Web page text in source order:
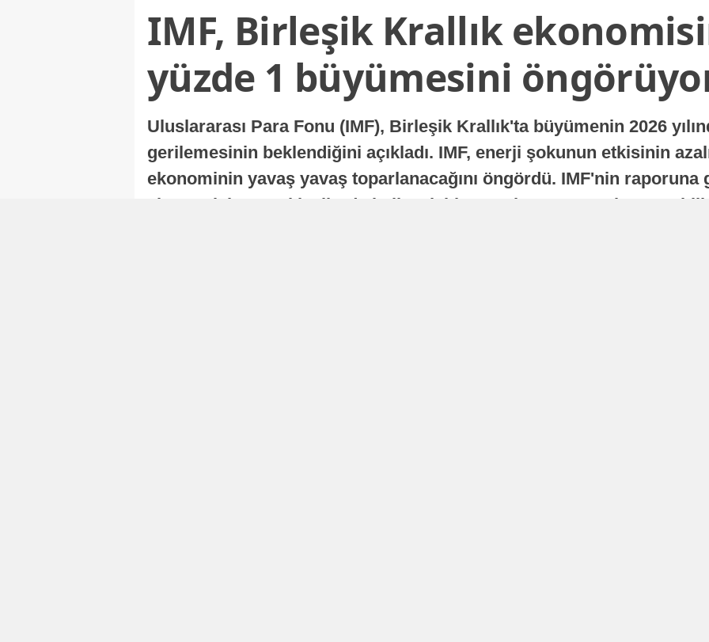
IMF, Birleşik Krallık
yüzde 1 büyümesini
Uluslararası Para Fonu (IMF), Birleşik Krallık'ta büyümenin 2026
gerilemesinin beklendiğini açıkladı. IMF, enerji şokunun etkisinin
ekonominin yavaş yavaş toparlanacağını öngördü. IMF'nin raporuna
ekonomisi, sonraki yıllarda istikrarlı bir toparlanma süreci